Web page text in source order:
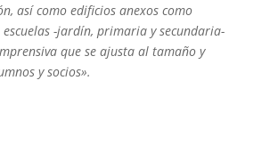
así como edificios anexos como
-jardín, primaria y secundaria-
que se ajusta al tamaño y
y socios».